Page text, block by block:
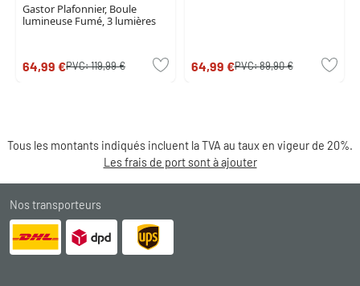
Gastor Plafonnier, Boule
lumineuse Fumé, 3 lumières
64,99 €PVC:119,99 € 64,99 €PVC:89,90 €
Tous les montants indiqués incluent la TVA au taux en vigeur de 20%.
Les frais de port sont à ajouter
Nos transporteurs